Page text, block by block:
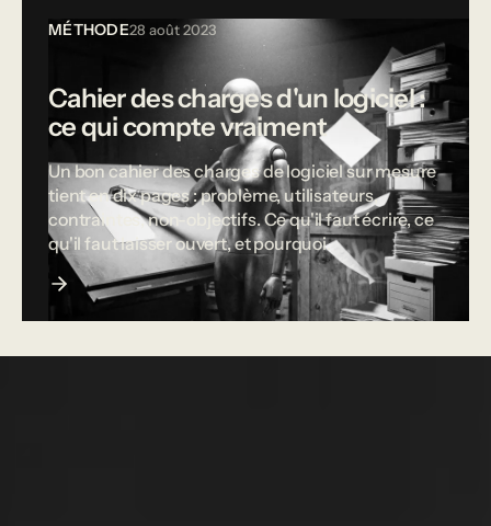
MÉTHODE28 août 2023
Cahier des charges d'un logiciel :
ce qui compte vraiment
Un bon cahier des charges de logiciel sur mesure
tient en dix pages : problème, utilisateurs,
contraintes, non-objectifs. Ce qu'il faut écrire, ce
qu'il faut laisser ouvert, et pourquoi.